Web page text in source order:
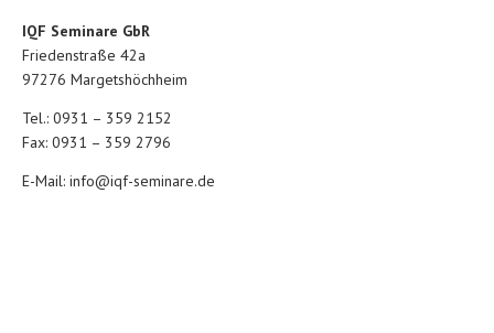
IQF Seminare GbR
Friedenstraße 42a
97276 Margetshöchheim
Tel.: 0931 – 359 2152
Fax: 0931 – 359 2796
E-Mail: info@iqf-seminare.de